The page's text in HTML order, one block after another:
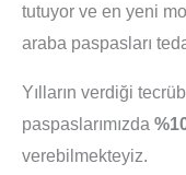
tutuyor ve en yeni
araba paspasları
Yılların verdiği
paspaslarımızda
verebilmekteyiz.